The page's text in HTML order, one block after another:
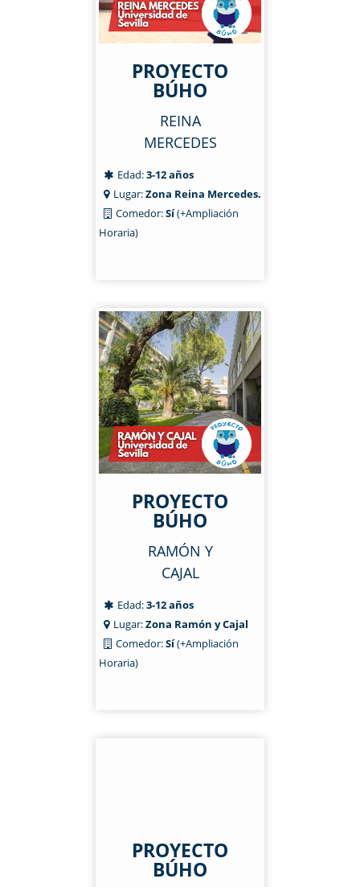
PROYECTO
BÚHO
REINA
MERCEDES
Edad:3-12 años
Lugar:Zona Reina Mercedes.
Comedor:Sí(+Ampliación
Horaria)
PROYECTO
BÚHO
RAMÓN Y
CAJAL
Edad:3-12 años
Lugar:Zona Ramón y Cajal
Comedor:Sí(+Ampliación
Horaria)
PROYECTO
BÚHO